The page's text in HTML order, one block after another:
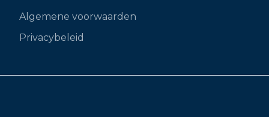
Algemene voorwaarden
Privacybeleid